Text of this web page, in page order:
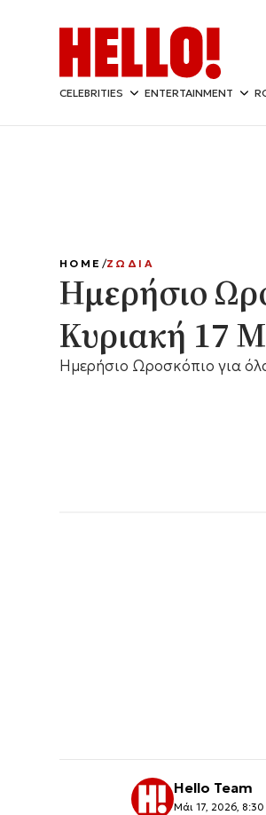
CELEBRITIES ENTERTAINMENT
HOME ΖΩΔΙΑ
Ημερήσιο
Κυριακή 17
Ημερήσιο Ωροσκόπιο για
Hello Team
Μάι 17, 2026, 8:30